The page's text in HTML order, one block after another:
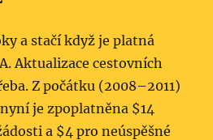
a stačí když je platná
Aktualizace cestovních
Z počátku (2008–2011)
je zpoplatněna $14
a $4 pro neúspěšné